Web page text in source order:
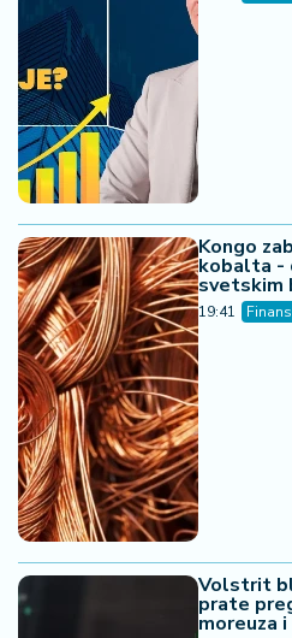
Kongo
kobalta -
svetskim
19:41
Volstrit
prate
moreuza